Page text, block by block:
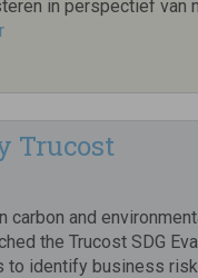
in perspectief van
Trucost
carbon and
the Trucost SDG
to identify business